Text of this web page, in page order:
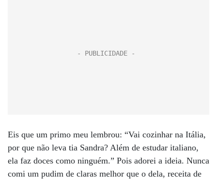
Eis que um primo meu lembrou: “Vai cozinhar na Itália,
por que não leva tia Sandra? Além de estudar italiano,
ela faz doces como ninguém.” Pois adorei a ideia. Nunca
comi um pudim de claras melhor que o dela, receita de